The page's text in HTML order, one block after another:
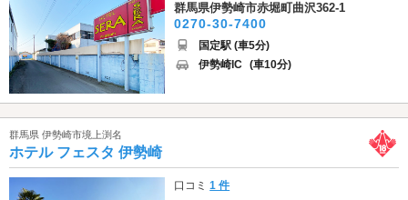
群馬県伊勢崎市赤堀町曲沢362-1
0270-30-7400
国定駅 (車5分)
伊勢崎IC (車10分)
群馬県 伊勢崎市境上渕名
ホテル フェスタ 伊勢崎
口コミ1 件